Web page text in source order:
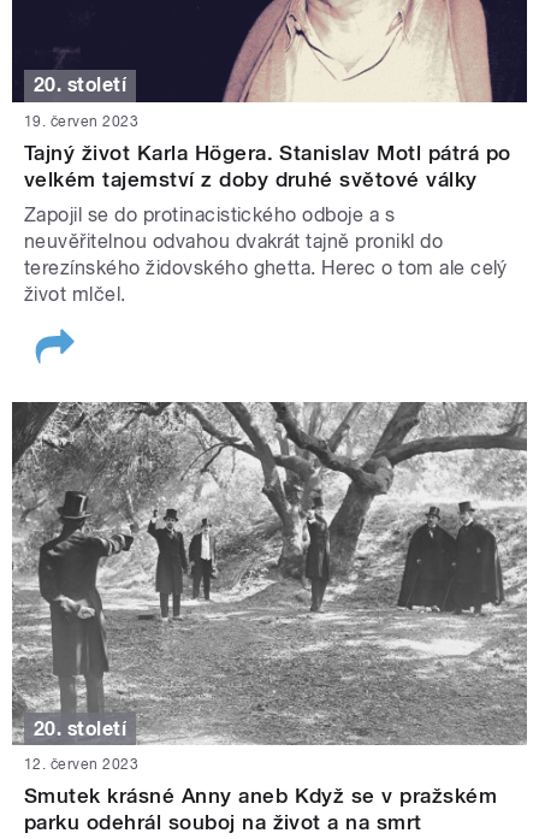
20. století
19. červen 2023
Tajný život Karla Högera. Stanislav Motl pátrá po
velkém tajemství z doby druhé světové války
Zapojil se do protinacistického odboje a s
neuvěřitelnou odvahou dvakrát tajně pronikl do
terezínského židovského ghetta. Herec o tom ale celý
život mlčel.
20. století
12. červen 2023
Smutek krásné Anny aneb Když se v pražském
parku odehrál souboj na život a na smrt